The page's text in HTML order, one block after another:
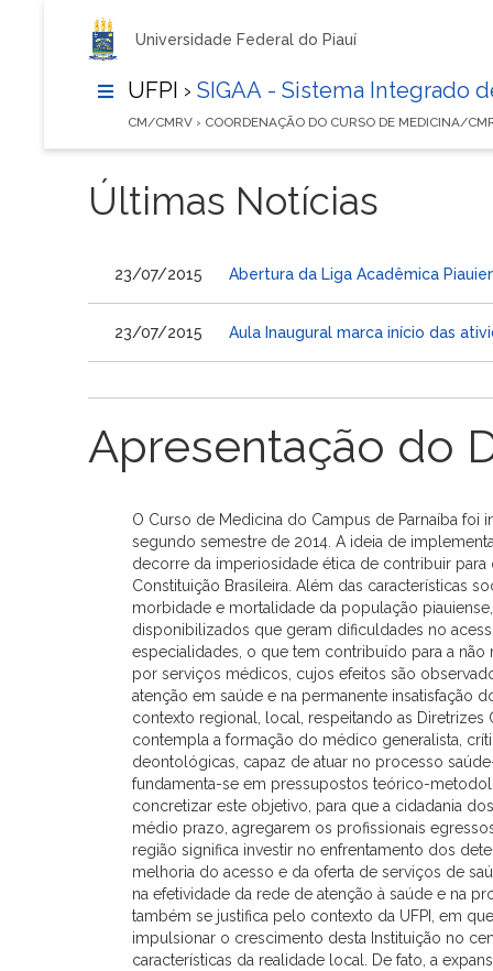
Universidade Federal do Piauí
UFPI › SIGAA - Sistema Integrado
CM/CMRV › COORDENAÇÃO DO CURSO DE MEDICINA/
Últimas Notícias
23/07/2015 Abertura da Liga Acadêmica
23/07/2015 Aula Inaugural marca início das
Apresentação do
O Curso de Medicina do Campus de Parnaíba foi
segundo semestre de 2014. A ideia de
decorre da imperiosidade ética de contribuir
Constituição Brasileira. Além das características
morbidade e mortalidade da população
disponibilizados que geram dificuldades no
especialidades, o que tem contribuído para a
por serviços médicos, cujos efeitos são
atenção em saúde e na permanente insatisfação
contexto regional, local, respeitando as
contempla a formação do médico generalista,
deontológicas, capaz de atuar no processo
fundamenta-se em pressupostos teórico-
concretizar este objetivo, para que a cidadania
médio prazo, agregarem os profissionais
região significa investir no enfrentamento dos
melhoria do acesso e da oferta de serviços de
na efetividade da rede de atenção à saúde e na
também se justifica pelo contexto da UFPI, em
impulsionar o crescimento desta Instituição no
características da realidade local. De fato, a